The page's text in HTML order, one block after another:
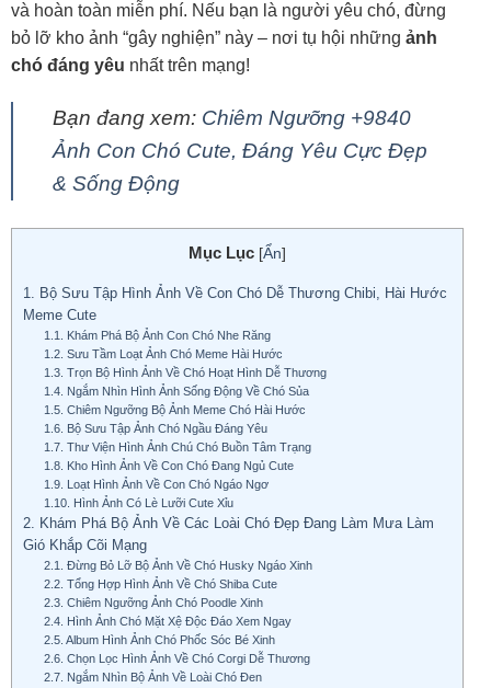
và hoàn toàn miễn phí. Nếu bạn là người yêu chó, đừng
bỏ lỡ kho ảnh “gây nghiện” này – nơi tụ hội những ảnh
chó đáng yêu nhất trên mạng!
Bạn đang xem: Chiêm Ngưỡng +9840
Ảnh Con Chó Cute, Đáng Yêu Cực Đẹp
& Sống Động
Mục Lục [Ẩn]
1. Bộ Sưu Tập Hình Ảnh Về Con Chó Dễ Thương Chibi, Hài Hước
Meme Cute
1.1.
Khám Phá Bộ Ảnh Con Chó Nhe Răng
1.2. Sưu Tầm Loạt Ảnh Chó Meme Hài Hước
1.3. Trọn Bộ Hình Ảnh Về Chó Hoạt Hình Dễ Thương
1.4. Ngắm Nhìn Hình Ảnh Sống Động Về Chó Sủa
1.5. Chiêm Ngưỡng Bộ Ảnh Meme Chó Hài Hước
1.6.
Bộ Sưu Tập Ảnh Chó Ngầu Đáng Yêu
1.7. Thư Viện Hình Ảnh Chú Chó Buồn Tâm Trạng
1.8.
Kho Hình Ảnh Về Con Chó Đang Ngủ Cute
1.9.
Loạt Hình Ảnh Về Con Chó Ngáo Ngơ
1.10.
Hình Ảnh Có Lè Lưỡi Cute Xỉu
2. Khám Phá Bộ Ảnh Về Các Loài Chó Đẹp Đang Làm Mưa Làm
Gió Khắp Cõi Mạng
2.1.
Đừng Bỏ Lỡ Bộ Ảnh Về Chó Husky Ngáo Xinh
2.2. Tổng Hợp Hình Ảnh Về Chó Shiba Cute
2.3. Chiêm Ngưỡng Ảnh Chó Poodle Xinh
2.4.
Hình Ảnh Chó Mặt Xệ Độc Đáo Xem Ngay
2.5. Album Hình Ảnh Chó Phốc Sóc Bé Xinh
2.6. Chọn Lọc Hình Ảnh Về Chó Corgi Dễ Thương
2.7. Ngắm Nhìn Bộ Ảnh Về Loài Chó Đen